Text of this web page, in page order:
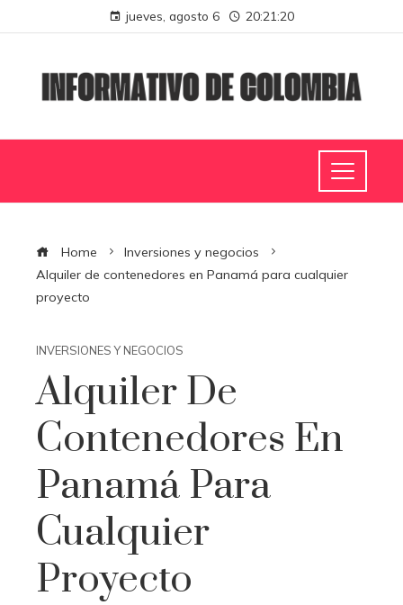
jueves, agosto 6 20:21:21
Home
Inversiones y negocios
Alquiler de contenedores en Panamá para cualquier
proyecto
INVERSIONES Y NEGOCIOS
Alquiler De
Contenedores En
Panamá Para
Cualquier
Proyecto